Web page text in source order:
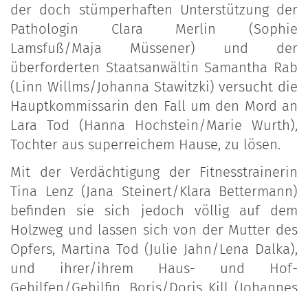
der doch stümperhaften Unterstützung der
Pathologin Clara Merlin (Sophie
Lamsfuß/Maja Müssener) und der
überforderten Staatsanwältin Samantha Rab
(Linn Willms/Johanna Stawitzki) versucht die
Hauptkommissarin den Fall um den Mord an
Lara Tod (Hanna Hochstein/Marie Wurth),
Tochter aus superreichem Hause, zu lösen.
Mit der Verdächtigung der Fitnesstrainerin
Tina Lenz (Jana Steinert/Klara Bettermann)
befinden sie sich jedoch völlig auf dem
Holzweg und lassen sich von der Mutter des
Opfers, Martina Tod (Julie Jahn/Lena Dalka),
und ihrer/ihrem Haus- und Hof-
Gehilfen/Gehilfin, Boris/Doris Kill (Johannes